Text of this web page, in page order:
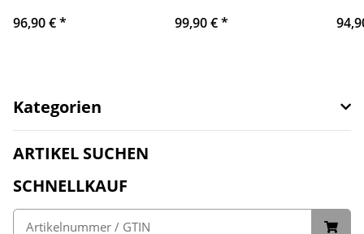
96,90 €* 99,90 €*
Kategorien
ARTIKEL SUCHEN
SCHNELLKAUF